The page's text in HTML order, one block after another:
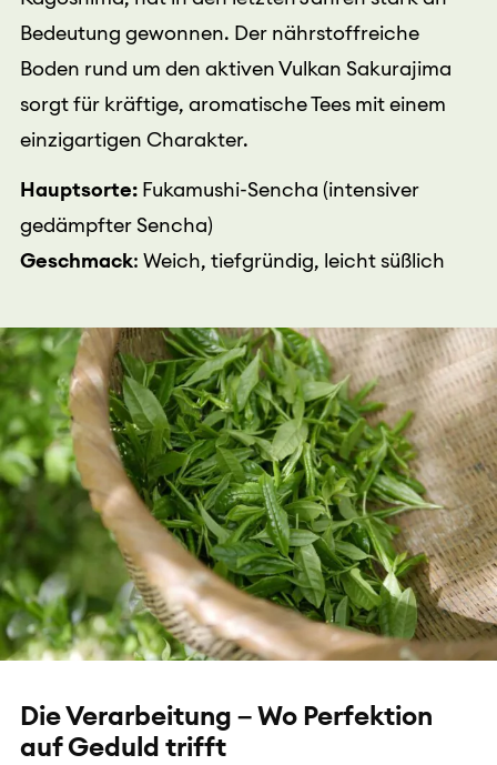
Bedeutung gewonnen. Der nährstoffreiche
Boden rund um den aktiven Vulkan Sakurajima
sorgt für kräftige, aromatische Tees mit einem
einzigartigen Charakter.
Hauptsorte:Fukamushi-Sencha (intensiver
gedämpfter Sencha)
Geschmack: Weich, tiefgründig, leicht süßlich
Die Verarbeitung – Wo Perfektion
auf Geduld trifft